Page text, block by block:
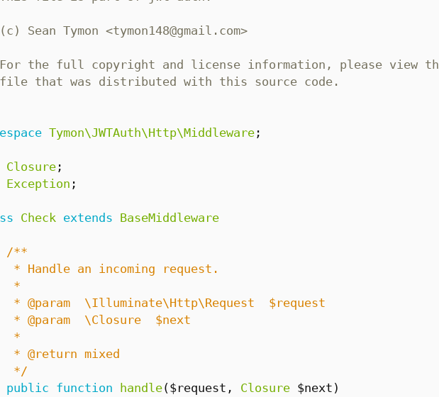
* (c) Sean Tymon <tymon148@gmail.com>
Tymon\JWTAuth\Http\Middleware;
Closure;
Exception ;
Check extends BaseMiddleware
*/
public function handle($request , Closure $next )